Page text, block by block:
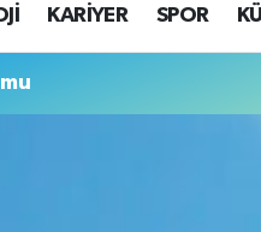
KARİYER SPOR